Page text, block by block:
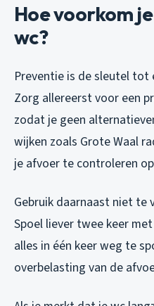
Hoe voorkom
wc?
Preventie is de sleutel
Zorg allereerst voor een
zodat je geen
wijken zoals Grote Waal
je afvoer te controleren
Gebruik daarnaast niet te
Spoel liever twee keer
alles in één keer weg te
overbelasting van de